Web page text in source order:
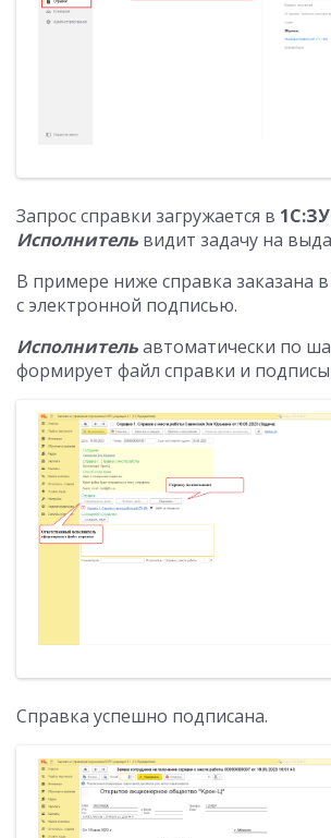
Запрос справки загружается в
Исполнитель видит задачу на
В примере ниже справка заказана
с электронной подписью.
Исполнительавтоматически по
формирует файл справки и
Справка успешно подписана.